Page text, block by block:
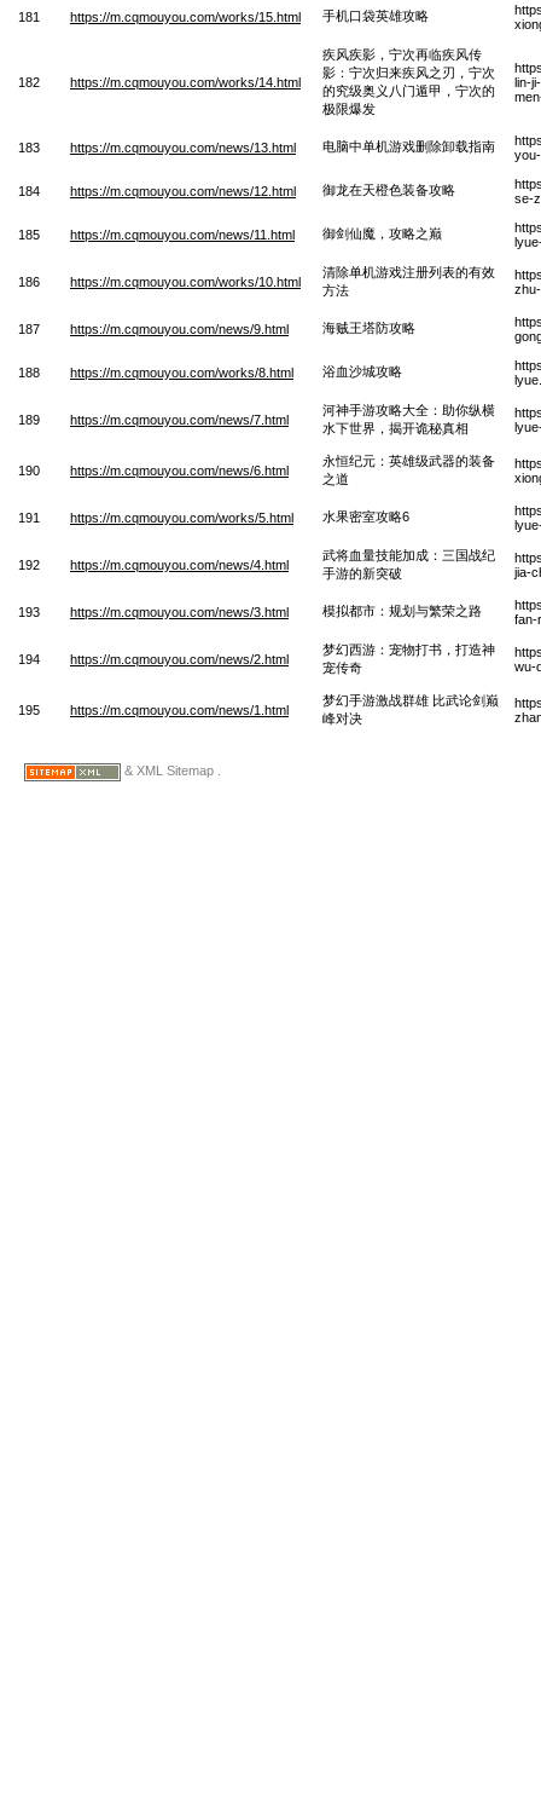
181 https://m.cqmouyou.com/works/15.html 手机口袋英雄攻略
182 https://m.cqmouyou.com/works/14.html
疾风疾影，宁次再临疾风传
影：宁次归来疾风之刃，宁次
的究级奥义八门遁甲，宁次的
极限爆发
lin-
183 https://m.cqmouyou.com/news/13.html 电脑中单机游戏删除卸载指南
184 https://m.cqmouyou.com/news/12.html 御龙在天橙色装备攻略
se-
185 https://m.cqmouyou.com/news/11.html 御剑仙魔，攻略之巅
186 https://m.cqmouyou.com/works/10.html
清除单机游戏注册列表的有效
方法
187 https://m.cqmouyou.com/news/9.html 海贼王塔防攻略
188 https://m.cqmouyou.com/works/8.html 浴血沙城攻略
189 https://m.cqmouyou.com/news/7.html
河神手游攻略大全：助你纵横
水下世界，揭开诡秘真相
190 https://m.cqmouyou.com/news/6.html
永恒纪元：英雄级武器的装备
之道
191 https://m.cqmouyou.com/works/5.html 水果密室攻略6
192 https://m.cqmouyou.com/news/4.html
武将血量技能加成：三国战纪
手游的新突破
jia-
193 https://m.cqmouyou.com/news/3.html 模拟都市：规划与繁荣之路
fan-
194 https://m.cqmouyou.com/news/2.html
梦幻西游：宠物打书，打造神
宠传奇
wu-
195 https://m.cqmouyou.com/news/1.html
梦幻手游激战群雄 比武论剑巅
峰对决
& XML Sitemap .